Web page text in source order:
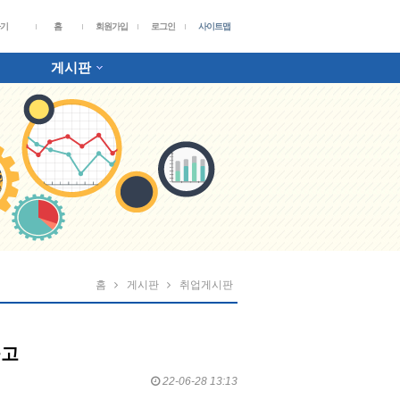
홈 회원가입 로그인 사이트맵
게시판
홈 게시판 취업게시판
22-06-28 13:13